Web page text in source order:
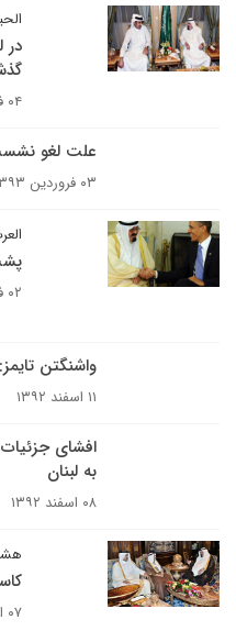
در
۰۴ فروردین ۱۳۹۳
علت لغو
۰۳ فروردین ۱۳۹۳
۰۲ فروردین ۱۳۹۳
واشنگتن
۱۱ اسفند ۱۳۹۲
به لبنان
۰۸ اسفند ۱۳۹۲
۰۷ اسفند ۱۳۹۲